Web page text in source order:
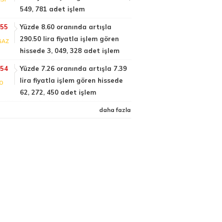
549, 781 adet işlem
Yüzde 8.60 oranında artışla
290.50 lira fiyatla işlem gören
hissede 3, 049, 328 adet işlem
Yüzde 7.26 oranında artışla 7.39
lira fiyatla işlem gören hissede
62, 272, 450 adet işlem
daha fazla